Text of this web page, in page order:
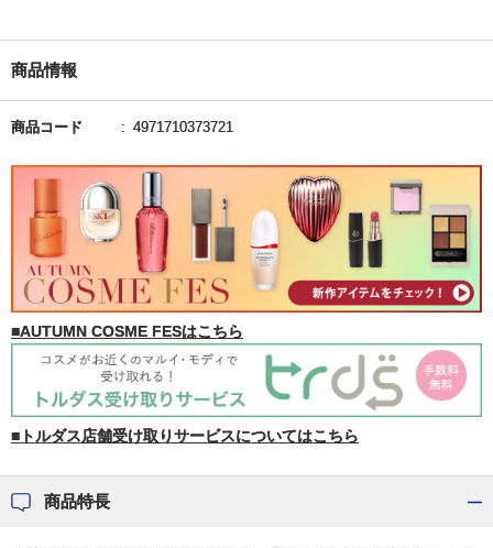
商品情報
商品コード 4971710373721
■AUTUMN COSME FESはこちら
■トルダス店舗受け取りサービスについてはこちら
商品特長